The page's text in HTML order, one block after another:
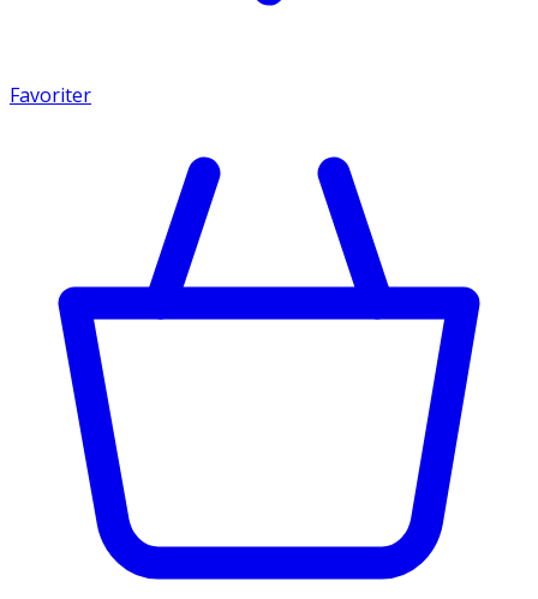
Favoriter